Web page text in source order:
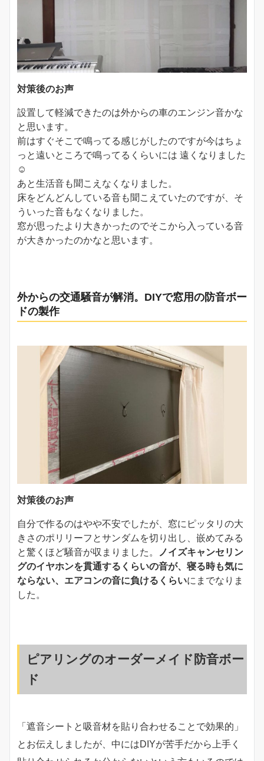
対策後のお声
設置して軽減できたのは外からの車のエンジン音かな
と思います。
前はすぐそこで鳴ってる感じがしたのですが今はちょ
っと遠いところで鳴ってるくらいには 遠くなりました
☺️
あと生活音も聞こえなくなりました。
床をどんどんしている音も聞こえていたのですが、そ
ういった音もなくなりました。
窓が思ったより大きかったのでそこから入っている音
が大きかったのかなと思います。
外からの交通騒音が解消。DIYで窓用の防音ボー
ドの製作
対策後のお声
自分で作るのはやや不安でしたが、窓にピッタリの大
きさのポリリーフとサンダムを切り出し、嵌めてみる
と驚くほど騒音が収まりました。
ノイズキャンセリン
グのイヤホンを貫通するくらいの音が、寝る時も気に
ならない、エアコンの音に負けるくらいにまでなりま
した。
ピアリングのオーダーメイド防音ボー
ド
「遮音シートと吸音材を貼り合わせることで効果的」
とお伝えしましたが、中にはDIYが苦手だから上手く